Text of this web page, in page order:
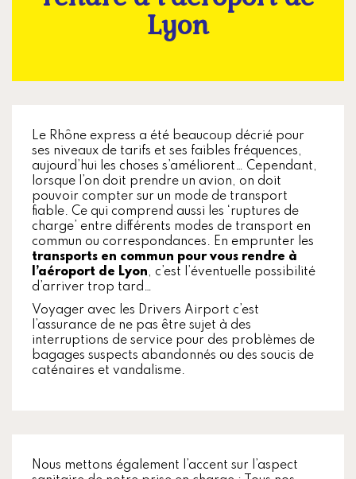
Lyon
Le Rhône express a été beaucoup décrié pour
ses niveaux de tarifs et ses faibles fréquences,
aujourd’hui les choses s’améliorent… Cependant,
lorsque l’on doit prendre un avion, on doit
pouvoir compter sur un mode de transport
fiable. Ce qui comprend aussi les ‘ruptures de
charge’ entre différents modes de transport en
commun ou correspondances. En emprunter les
transports en commun pour vous rendre à
l’aéroport de Lyon, c’est l’éventuelle possibilité
d’arriver trop tard…
Voyager avec les Drivers Airport c’est
l’assurance de ne pas être sujet à des
interruptions de service pour des problèmes de
bagages suspects abandonnés ou des soucis de
caténaires et vandalisme.
Nous mettons également l’accent sur l’aspect